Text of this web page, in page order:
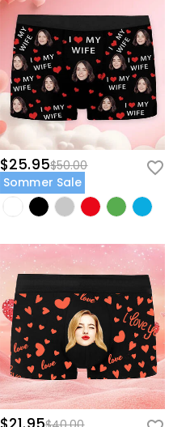
$25.95$50.00
Sommer Sale